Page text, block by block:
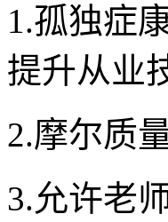
1.孤独症
提升从业
2.摩尔质
3.允许老